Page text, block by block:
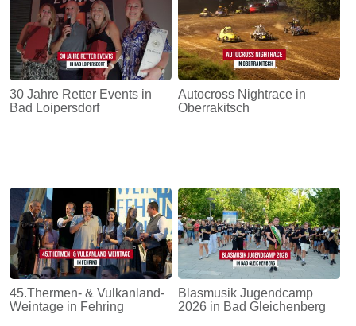
30 Jahre Retter Events in
Bad Loipersdorf
Autocross Nightrace in
Oberrakitsch
45.Thermen- & Vulkanland-
Weintage in Fehring
Blasmusik Jugendcamp
2026 in Bad Gleichenberg